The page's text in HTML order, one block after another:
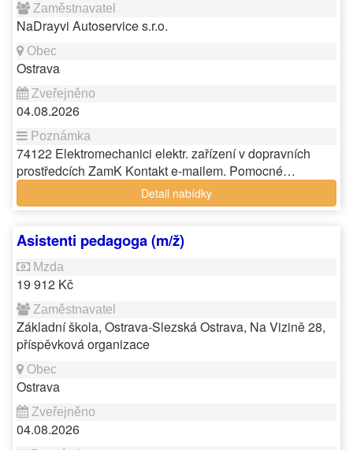
NaDrayvi Autoservice s.r.o.
Ostrava
04.08.2026
74122 Elektromechanici elektr. zařízení v dopravních
prostředcích ZamK Kontakt e-mailem. Pomocné…
Detail nabídky
Asistenti pedagoga (m/ž)
19 912 Kč
Základní škola, Ostrava-Slezská Ostrava, Na Vizině 28,
příspěvková organizace
Ostrava
04.08.2026